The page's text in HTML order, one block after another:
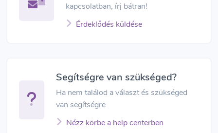
kapcsolatban, írj bátran!
Érdeklődés küldése
Segítségre van szükséged?
Ha nem találod a választ és szükséged
van segítségre
Nézz körbe a help centerben